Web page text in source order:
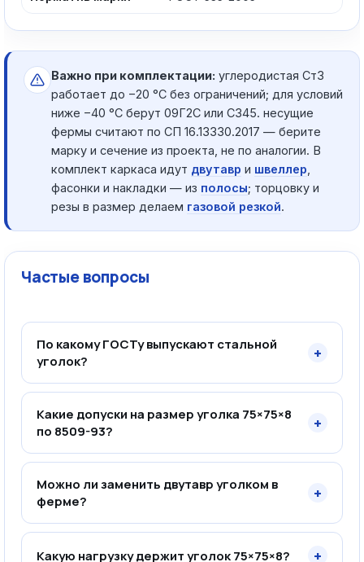
Важно при комплектации: углеродистая Ст3
работает до −20 °C без ограничений; для условий
ниже −40 °C берут 09Г2С или С345. несущие
фермы считают по СП 16.13330.2017 — берите
марку и сечение из проекта, не по аналогии. В
комплект каркаса идут двутавр и швеллер
фасонки и накладки — из полосы; торцовку и
резы в размер делаем газовой резкой.
Частые вопросы
По какому ГОСТу выпускают стальной
уголок?
+
Какие допуски на размер уголка 75×75×8
по 8509-93?
+
Можно ли заменить двутавр уголком в
ферме?
+
Какую нагрузку держит уголок 75×75×8? +